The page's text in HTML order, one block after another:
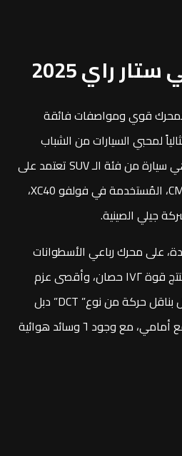
راي 2025
بمحرك قوي ومواصفات فائقة
لمحبي السيارات من الشباب
وللعائلات على حد سواء. وهي سيارة من فئة الـ SUV تعتمد على
منصة الهندسة المدمجة CMA، المُستخدمة في فولفو XC40،
جيلي الصينية.
على محرك رباعي الأسطوانات
سعته ١٥٠٠ سي سي تيربو، وتنتج قوة ١٧٢ حصان، وأقصى عزم
للدوران يبلغ ٢٧٠ نيوتن، متصل بناقل حركة من نوع” DCT” دبل
كلتش" ٧ سرعات، ونظام دفع أمامي، مع وجود ٦ وسائد هوائية